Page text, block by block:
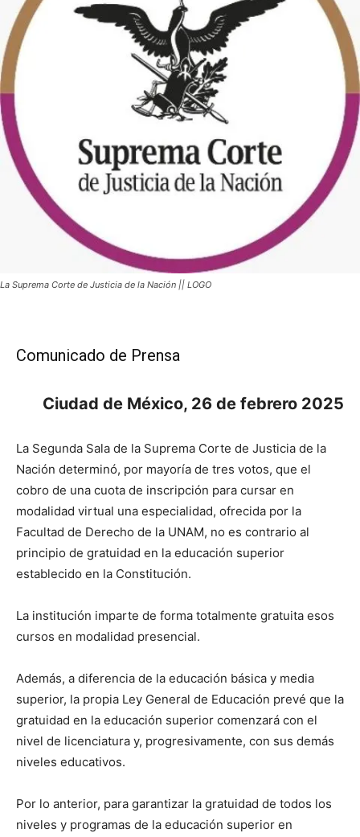
La Suprema Corte de Justicia de la Nación || LOGO
Comunicado de Prensa
Ciudad de México, 26 de febrero 2025
La Segunda Sala de la Suprema Corte de Justicia de la
Nación determinó, por mayoría de tres votos, que el
cobro de una cuota de inscripción para cursar en
modalidad virtual una especialidad, ofrecida por la
Facultad de Derecho de la UNAM, no es contrario al
principio de gratuidad en la educación superior
establecido en la Constitución.
La institución imparte de forma totalmente gratuita esos
cursos en modalidad presencial.
Además, a diferencia de la educación básica y media
superior, la propia Ley General de Educación prevé que la
gratuidad en la educación superior comenzará con el
nivel de licenciatura y, progresivamente, con sus demás
niveles educativos.
Por lo anterior, para garantizar la gratuidad de todos los
niveles y programas de la educación superior en